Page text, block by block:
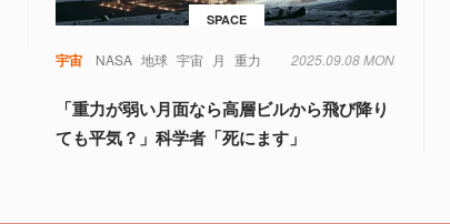
SPACE
宇宙 NASA 地球 宇宙 月 重力 2025.09.08 MON
「重力が弱い月面なら高層ビルから飛び降り
ても平気？」科学者「死にます」